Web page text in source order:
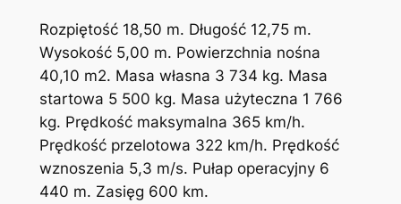
Rozpiętość 18,50 m. Długość 12,75 m.
Wysokość 5,00 m. Powierzchnia nośna
40,10 m2. Masa własna 3 734 kg. Masa
startowa 5 500 kg. Masa użyteczna 1 766
kg. Prędkość maksymalna 365 km/h.
Prędkość przelotowa 322 km/h. Prędkość
wznoszenia 5,3 m/s. Pułap operacyjny 6
440 m. Zasięg 600 km.